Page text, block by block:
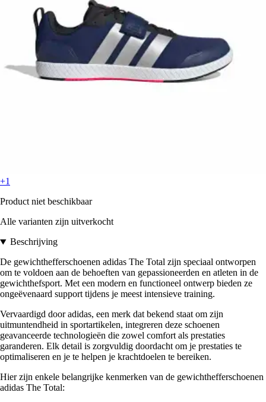
+1
Product niet beschikbaar
Alle varianten zijn uitverkocht
Beschrijving
De gewichthefferschoenen adidas The Total zijn speciaal ontworpen
om te voldoen aan de behoeften van gepassioneerden en atleten in de
gewichthefsport. Met een modern en functioneel ontwerp bieden ze
ongeëvenaard support tijdens je meest intensieve training.
Vervaardigd door adidas, een merk dat bekend staat om zijn
uitmuntendheid in sportartikelen, integreren deze schoenen
geavanceerde technologieën die zowel comfort als prestaties
garanderen. Elk detail is zorgvuldig doordacht om je prestaties te
optimaliseren en je te helpen je krachtdoelen te bereiken.
Hier zijn enkele belangrijke kenmerken van de gewichthefferschoenen
adidas The Total: